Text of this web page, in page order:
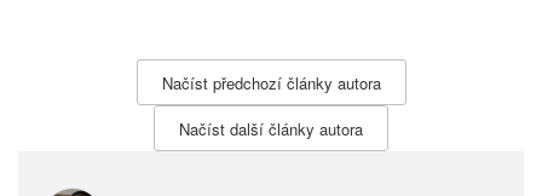
Načíst předchozí články autora
Načíst další články autora